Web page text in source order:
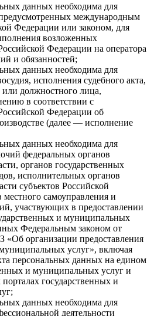
данных необходима для
международным
Федерации или законом, для
возложенных
Федерации на оператора
и обязанностей;
данных необходима для
исполнения судебного акта,
или должностного лица,
в соответствии с
Федерации об
(далее — исполнение
данных необходима для
федеральных органов
органов государственных
исполнительных органов
субъектов Российской
самоуправления и
участвующих в предоставлении
и муниципальных
Федеральным законом от
организации предоставления
услуг», включая
персональных данных на едином
и муниципальных услуг и
государственных и
данных необходима для
деятельности